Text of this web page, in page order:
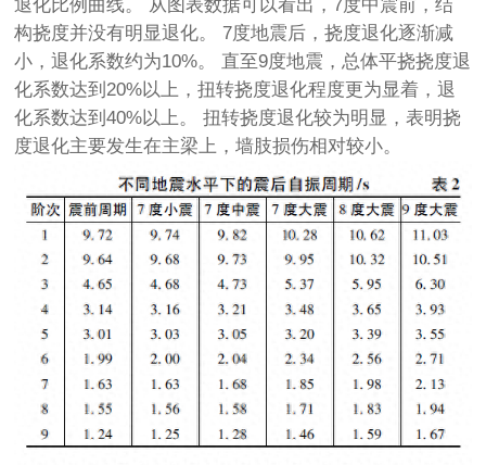
退化比例曲线。 从图表数据可以看出，7度中震前，结
构挠度并没有明显退化。 7度地震后，挠度退化逐渐减
小，退化系数约为10%。 直至9度地震，总体平挠挠度退
化系数达到20%以上，扭转挠度退化程度更为显着，退
化系数达到40%以上。 扭转挠度退化较为明显，表明挠
度退化主要发生在主梁上，墙肢损伤相对较小。